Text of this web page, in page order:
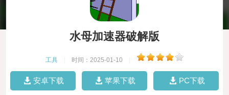
水母加速器破解版
工具 时间：2025-01-10
安卓下载 苹果下载 PC下载